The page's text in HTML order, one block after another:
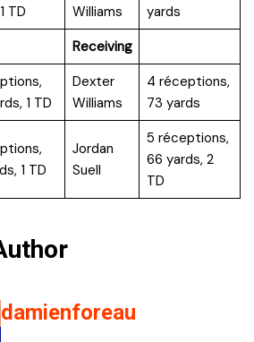
TD
Williams
yards
Receiving
1 TD
Dexter
Williams
4 réceptions,
73 yards
1 TD
Jordan
Suell
5 réceptions,
66 yards, 2
TD
damienforeau